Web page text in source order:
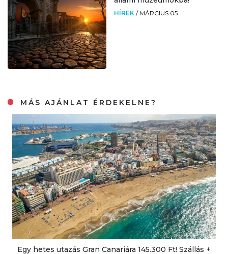
HÍREK / MÁRCIUS 05.
MÁS AJÁNLAT ÉRDEKELNE?
Egy hetes utazás Gran Canariára 145.300 Ft! Szállás +